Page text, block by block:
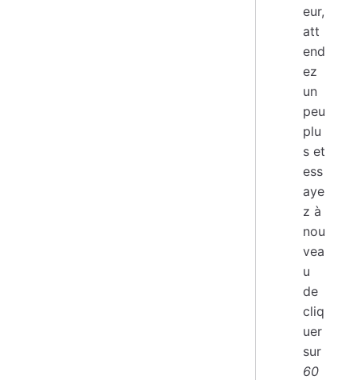
eur,
att
end
ez
un
peu
plu
s et
ess
aye
z à
nou
vea
u
de
cliq
uer
sur
60